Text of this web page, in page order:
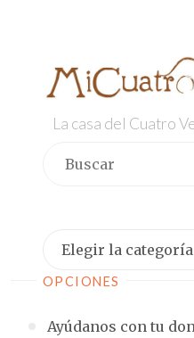
La casa del Cuatro
Categorías
OPCIONES
Ayúdanos con tu